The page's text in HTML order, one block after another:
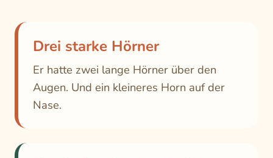
Drei starke Hörner
Er hatte zwei lange Hörner über den
Augen. Und ein kleineres Horn auf der
Nase.